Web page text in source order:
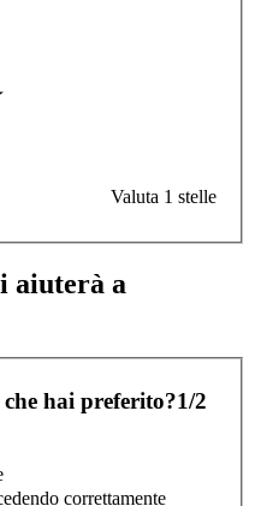
Valuta 1 stelle
aiuterà a
hai preferito?1/2
correttamente